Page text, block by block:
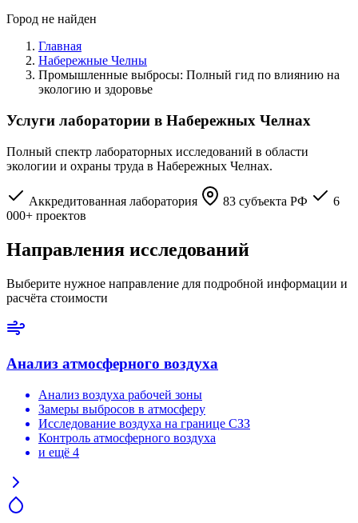
Город не найден
Главная
Набережные Челны
Промышленные выбросы: Полный гид по влиянию на
экологию и здоровье
Услуги лаборатории в Набережных Челнах
Полный спектр лабораторных исследований в области
экологии и охраны труда в Набережных Челнах.
Аккредитованная лаборатория 83 субъекта РФ
6
000+ проектов
Направления исследований
Выберите нужное направление для подробной информации и
расчёта стоимости
Анализ атмосферного воздуха
Анализ воздуха рабочей зоны
Замеры выбросов в атмосферу
Исследование воздуха на границе СЗЗ
Контроль атмосферного воздуха
и ещё 4